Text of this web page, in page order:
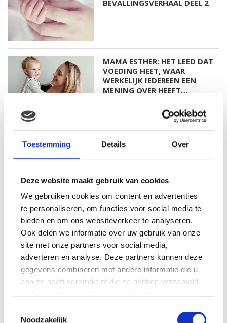
Toestemming Details Over
Deze website maakt gebruik van cookies
We gebruiken cookies om content en advertenties
te personaliseren, om functies voor social media te
bieden en om ons websiteverkeer te analyseren.
Ook delen we informatie over uw gebruik van onze
site met onze partners voor social media,
adverteren en analyse. Deze partners kunnen deze
gegevens combineren met andere informatie die u
aan ze heeft verstrekt of die ze hebben verzameld
Noodzakelijk
BEVALLINGSVERHAAL DEEL 2
MAMA ESTHER: HET LEED DAT
VOEDING HEET, WAAR
WERKELIJK IEDEREEN EEN
MENING OVER HEEFT…
MAMA ESTHER: OP MIJN 20E
MIJN EERSTE DOCHTER
MAMA ISABELLA: MIJN
BEVALLINGSVERHAAL DEEL 1
MAMA ALYSIA: IK KREEG
HERHAALDE MISKRAMEN, IK
VOELDE ME EEN